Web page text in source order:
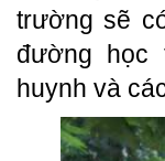
trường sẽ
đường học
huynh và